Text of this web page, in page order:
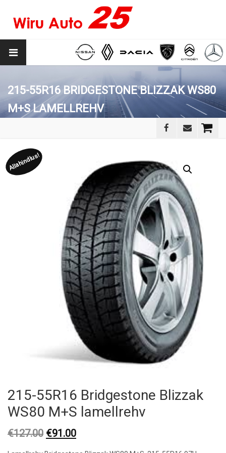
215-55R16 BRIDGESTONE BLIZZAK WS80
M+S LAMELLREHV
Allahindlus!
215-55R16 Bridgestone Blizzak
WS80 M+S lamellrehv
€127.00 Original
€91.00Current